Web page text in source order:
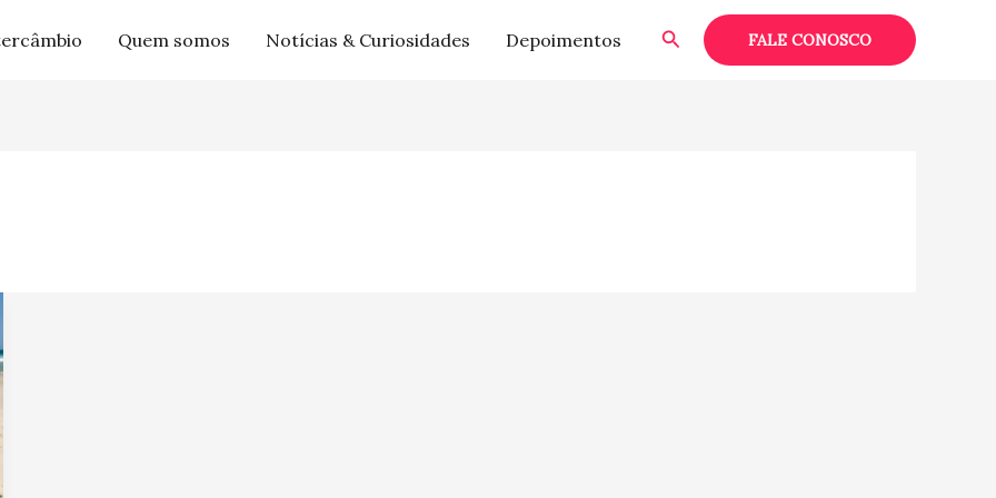
Quem somos Notícias & Curiosidades Depoimentos PesquisarFALE CONOSCO